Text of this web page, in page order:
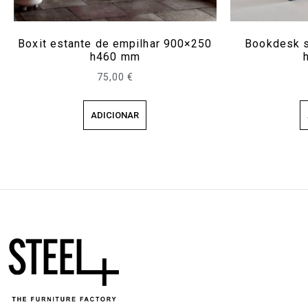
Boxit estante de empilhar 900×250
h460 mm
75,00€
ADICIONAR
Bookdesk